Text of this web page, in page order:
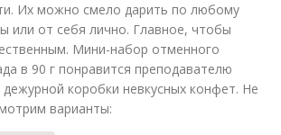
Их можно смело дарить по любому
или от себя лично. Главное, чтобы
Мини-набор отменного
в 90 г понравится преподавателю
коробки невкусных конфет. Не
варианты: